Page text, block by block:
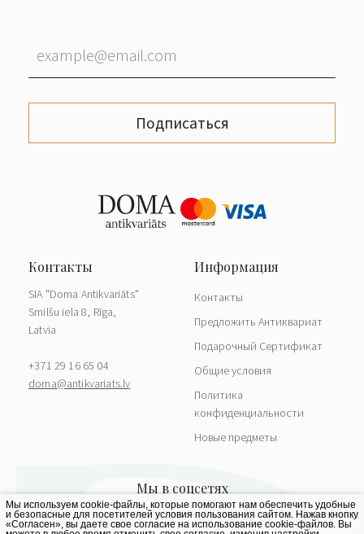
Подписаться
SIA "Doma Antikvariāts"
Smilšu iela 8, Rīga,
Latvia
+371 29 16 65 04
doma@antikvariats.lv
Контакты
Предложить Антиквариат
Подарочный Сертификат
Общие условия
Политика
конфиденциальности
Новые предметы
Мы используем cookie-файлы, которые помогают нам обеспечить удобные
и безопасные для посетителей условия пользования сайтом. Нажав кнопку
«Согласен», вы даете свое согласие на использование cookie-файлов. Вы